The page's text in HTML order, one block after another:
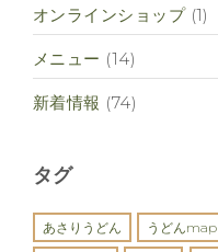
オンラインショップ(1)
メニュー (14)
新着情報 (74)
タグ
あさりうどん うどんmap